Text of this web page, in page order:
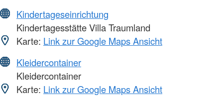
Kindertageseinrichtung
Kindertagesstätte Villa Traumland
Karte: Link zur Google Maps Ansicht
Kleidercontainer
Kleidercontainer
Karte: Link zur Google Maps Ansicht